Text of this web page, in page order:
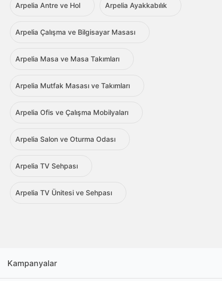
Arpelia Antre ve Hol Arpelia Ayakkabılık
Arpelia Çalışma ve Bilgisayar Masası
Arpelia Masa ve Masa Takımları
Arpelia Mutfak Masası ve Takımları
Arpelia Ofis ve Çalışma Mobilyaları
Arpelia Salon ve Oturma Odası
Arpelia TV Sehpası
Arpelia TV Ünitesi ve Sehpası
Kampanyalar